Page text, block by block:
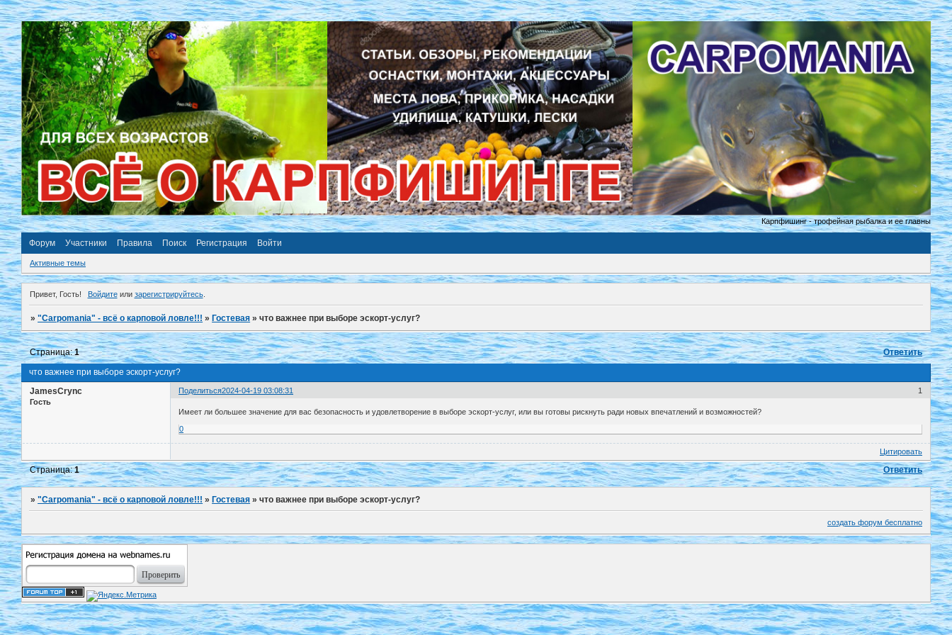
Карпфишинг - трофейная рыбалка и ее главный
Форум Участники Правила Поиск Регистрация Войти
Активные темы
Привет, Гость! Войдитеили зарегистрируйтесь.
»"Carpomania" - всё о карповой ловле!!! »Гостевая »что важнее при выборе эскорт-услуг?
что важнее при выборе эскорт-услуг?
Страница:1 Ответить
Поделиться 1
2024-04-19 03:08:31
JamesCrync
Гость
Имеет ли большее значение для вас безопасность и удовлетворение в выборе эскорт-услуг, или вы готовы рискнуть ради новых впечатлений и возможностей?
0
Цитировать
Ответить
Страница:1
»"Carpomania" - всё о карповой ловле!!! » Гостевая »что важнее при выборе эскорт-услуг?
создать форум бесплатно